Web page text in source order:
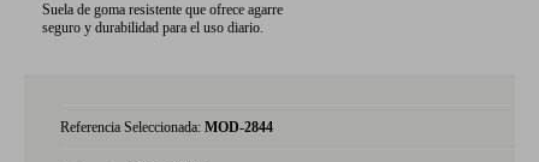
Suela de goma resistente que ofrece agarre
seguro y durabilidad para el uso diario.
Referencia Seleccionada: MOD-2844